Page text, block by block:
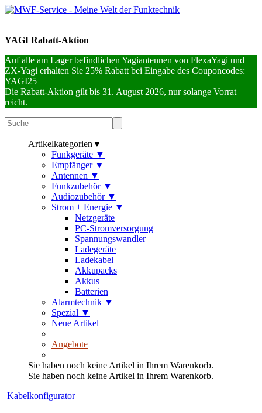
YAGI Rabatt-Aktion
Auf alle am Lager befindlichen Yagiantennen von FlexaYagi und
ZX-Yagi erhalten Sie 25% Rabatt bei Eingabe des Couponcodes:
YAGI25
Die Rabatt-Aktion gilt bis 31. August 2026, nur solange Vorrat
reicht.
Artikelkategorien ▼
Funkgeräte ▼
Empfänger ▼
Antennen ▼
Funkzubehör ▼
Audiozubehör ▼
Strom + Energie ▼
Netzgeräte
PC-Stromversorgung
Spannungswandler
Ladegeräte
Ladekabel
Akkupacks
Akkus
Batterien
Alarmtechnik ▼
Spezial ▼
Neue Artikel
Angebote
Sie haben noch keine Artikel in Ihrem Warenkorb.
Sie haben noch keine Artikel in Ihrem Warenkorb.
Kabelkonfigurator